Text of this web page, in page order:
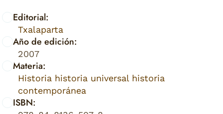
Editorial:
Txalaparta
Año de edición:
2007
Materia:
Historia historia universal historia
contemporánea
ISBN: